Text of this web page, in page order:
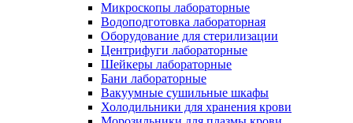
Микроскопы лабораторные
Водоподготовка лабораторная
Оборудование для стерилизации
Центрифуги лабораторные
Шейкеры лабораторные
Бани лабораторные
Вакуумные сушильные шкафы
Холодильники для хранения крови